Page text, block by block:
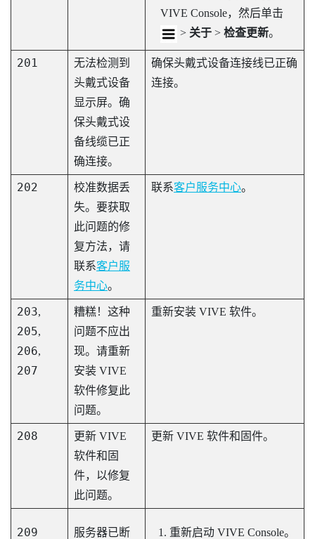
VIVE Console，然后单击
> 关于> 检查更新。
201
无法检测到
头戴式设备
显示屏。确
保头戴式设
备线缆已正
确连接。
确保头戴式设备连接线已正确
连接。
202
校准数据丢
失。要获取
此问题的修
复方法，请
联系客户服
务中心。
联系客户服务中心。
203,
205,
206,
207
糟糕！这种
问题不应出
现。请重新
安装 VIVE
软件修复此
问题。
重新安装 VIVE 软件。
208
更新 VIVE
软件和固
件，以修复
此问题。
更新 VIVE 软件和固件。
209
服务器已断
重新启动 VIVE Console。